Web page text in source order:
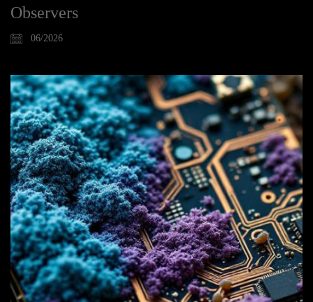
Observers
06/2026